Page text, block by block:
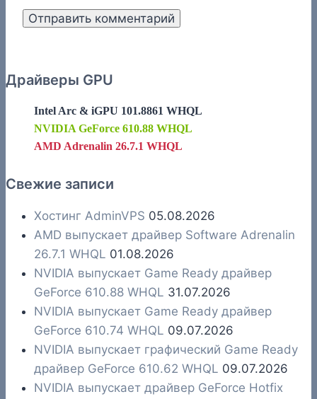
Драйверы GPU
Intel Arc & iGPU 101.8861 WHQL
NVIDIA GeForce 610.88 WHQL
AMD Adrenalin 26.7.1 WHQL
Свежие записи
Хостинг AdminVPS 05.08.2026
AMD выпускает драйвер Software Adrenalin
26.7.1 WHQL 01.08.2026
NVIDIA выпускает Game Ready драйвер
GeForce 610.88 WHQL 31.07.2026
NVIDIA выпускает Game Ready драйвер
GeForce 610.74 WHQL 09.07.2026
NVIDIA выпускает графический Game Ready
драйвер GeForce 610.62 WHQL 09.07.2026
NVIDIA выпускает драйвер GeForce Hotfix